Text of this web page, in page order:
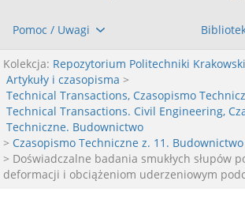
Pomoc / Uwagi
Kolekcja: Repozytorium Politechniki
Artykuły i czasopisma >
Technical Transactions, Czasopismo
Technical Transactions. Civil Engineering,
Techniczne. Budownictwo
> Czasopismo Techniczne z. 11.
> Doświadczalne badania smukłych słupów
deformacji i obciążeniom uderzeniowym